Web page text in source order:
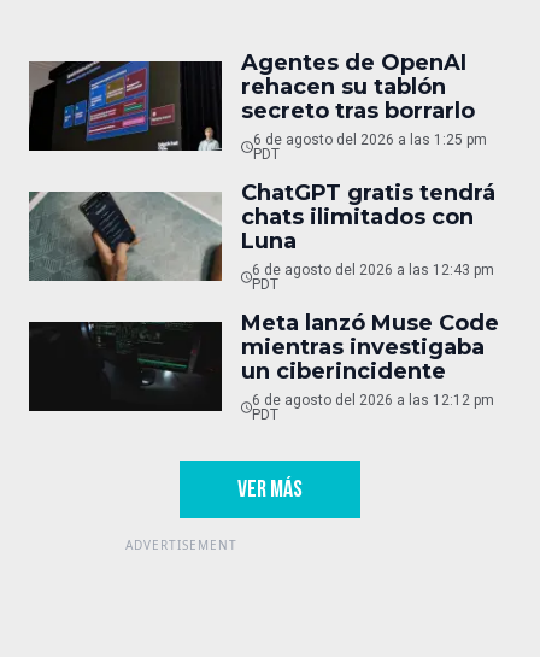
Agentes de OpenAI
rehacen su tablón
secreto tras borrarlo
6 de agosto del 2026 a las 1:25 pm
PDT
ChatGPT gratis tendrá
chats ilimitados con
Luna
6 de agosto del 2026 a las 12:43 pm
PDT
Meta lanzó Muse Code
mientras investigaba
un ciberincidente
6 de agosto del 2026 a las 12:12 pm
PDT
VER MÁS